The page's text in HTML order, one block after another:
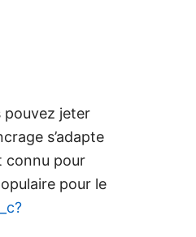
pouvez jeter
s’adapte
connu pour
pour le